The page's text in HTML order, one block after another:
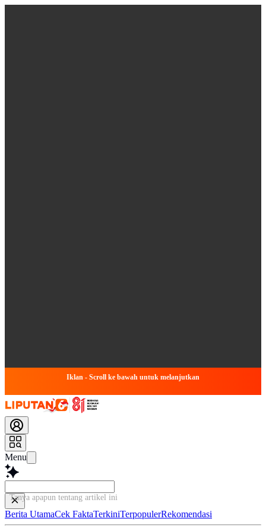
Iklan - Scroll ke bawah untuk melanjutkan
Menu
Tanya apapun tentang artikel
Berita UtamaCek FaktaTerkiniTerpopulerRekomendasi